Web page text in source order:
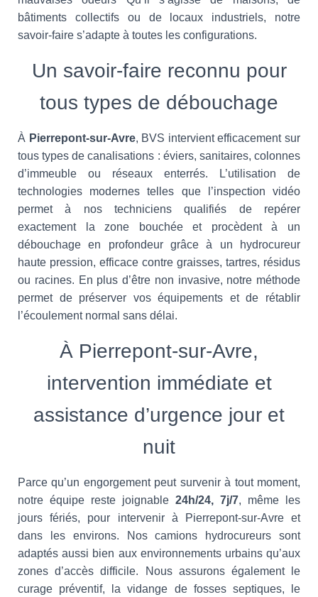
bâtiments collectifs ou de locaux industriels, notre
savoir-faire s’adapte à toutes les configurations.
Un savoir-faire reconnu pour
tous types de débouchage
À Pierrepont-sur-Avre, BVS intervient efficacement sur
tous types de canalisations : éviers, sanitaires, colonnes
d’immeuble ou réseaux enterrés. L’utilisation de
technologies modernes telles que l’inspection vidéo
permet à nos techniciens qualifiés de repérer
exactement la zone bouchée et procèdent à un
débouchage en profondeur grâce à un hydrocureur
haute pression, efficace contre graisses, tartres, résidus
ou racines. En plus d’être non invasive, notre méthode
permet de préserver vos équipements et de rétablir
l’écoulement normal sans délai.
À Pierrepont-sur-Avre,
intervention immédiate et
assistance d’urgence jour et
nuit
Parce qu’un engorgement peut survenir à tout moment,
notre équipe reste joignable 24h/24, 7j/7, même les
jours fériés, pour intervenir à Pierrepont-sur-Avre et
dans les environs. Nos camions hydrocureurs sont
adaptés aussi bien aux environnements urbains qu’aux
zones d’accès difficile. Nous assurons également le
curage préventif, la vidange de fosses septiques, le